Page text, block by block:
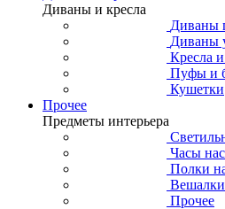
Диваны и кресла
Диваны
Диваны
Кресла
Пуфы и
Кушетки
Прочее
Предметы интерьера
Часы
Полки
Вешалки
Прочее